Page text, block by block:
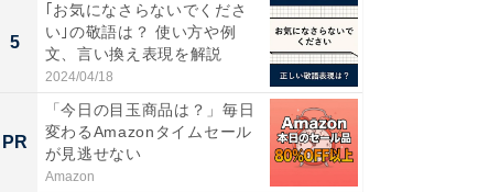
5
｢お気になさらないでくださ
い｣の敬語は？ 使い方や例
文、言い換え表現を解説
2024/04/18
PR
「今日の目玉商品は？」毎日
変わるAmazonタイムセール
が見逃せない
Amazon